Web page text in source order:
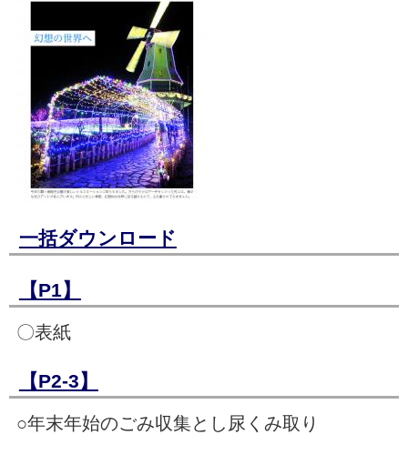
一括ダウンロード
【P1】
〇表紙
【P2-3】
○年末年始のごみ収集とし尿くみ取り